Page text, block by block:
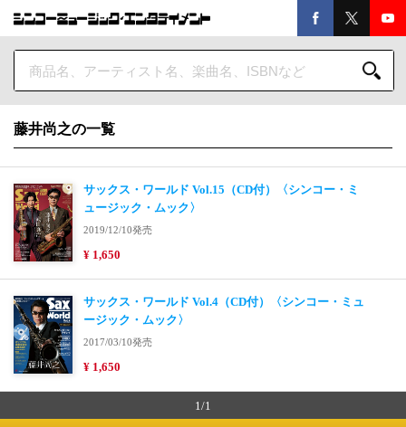
藤井尚之の一覧
サックス・ワールド Vol.15（CD付）〈シンコー・ミ
ュージック・ムック〉
2019/12/10発売
¥ 1,650
サックス・ワールド Vol.4（CD付）〈シンコー・ミュ
ージック・ムック〉
2017/03/10発売
¥ 1,650
1/1